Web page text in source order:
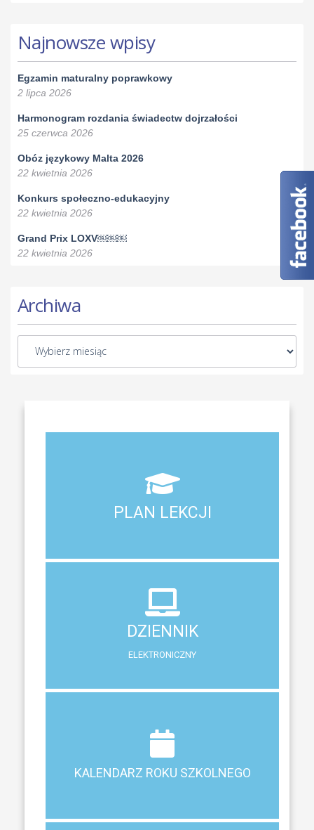
Najnowsze wpisy
Egzamin maturalny poprawkowy
2 lipca 2026
Harmonogram rozdania świadectw dojrzałości
25 czerwca 2026
Obóz językowy Malta 2026
22 kwietnia 2026
Konkurs społeczno-edukacyjny
22 kwietnia 2026
Grand Prix LOXV￼￼￼
22 kwietnia 2026
Archiwa
PLAN LEKCJI
PLAN LEKCJI
DZIENNIK
ELEKTRONICZNY
DZIENNIK
ELEKTRONICZNY
System zewnętrzny do śledzenia postępów w nauce
KALENDARZ ROKU SZKOLNEGO
KALENDARZ ROKU SZKOLNEGO
Terminy ferii, matur, zebrań i klasyfikacji